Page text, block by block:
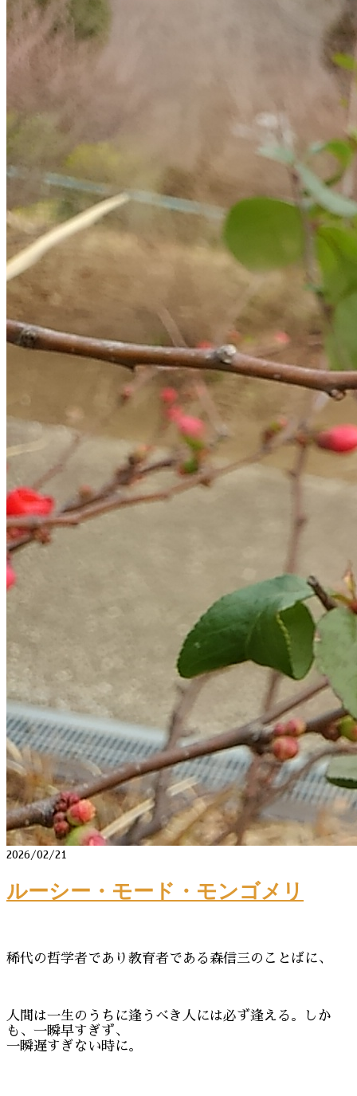
2026/02/21
ルーシー・モード・モンゴメリ
稀代の哲学者であり教育者である森信三のことばに、
人間は一生のうちに逢うべき人には必ず逢える。しか
も、一瞬早すぎず、
一瞬遅すぎない時に。